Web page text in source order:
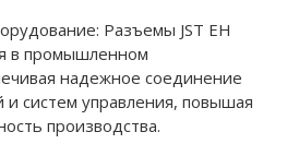
Разъемы JST EH
в промышленном
надежное соединение
и систем управления, повышая
производства.